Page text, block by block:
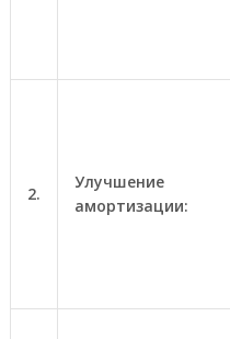
2.
Улучшение
амортизации: